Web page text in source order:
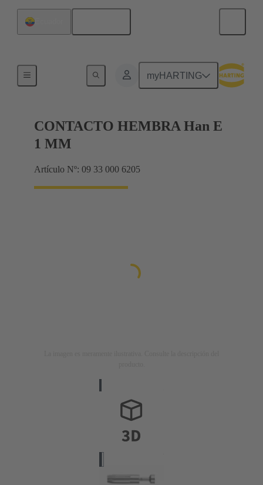
myHARTING
CONTACTO HEMBRA Han E
1 MM
Artículo Nº: 09 33 000 6205